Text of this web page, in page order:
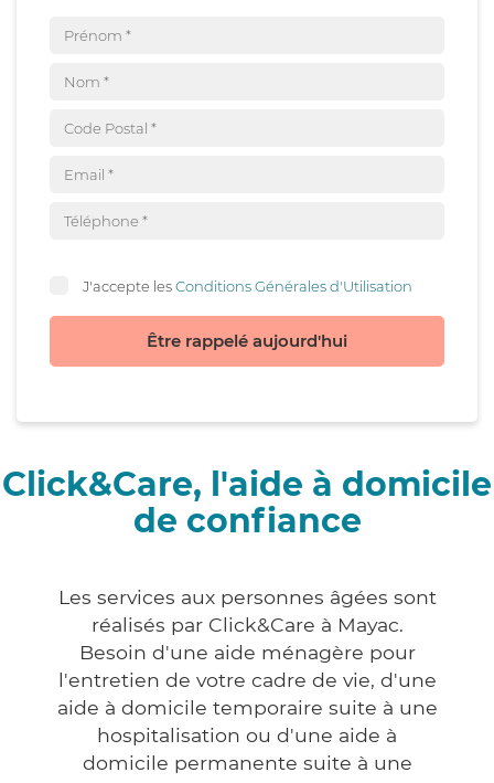
J'accepte lesConditions Générales d'Utilisation
Être rappelé aujourd'hui
Click&Care, l'aide à domicile
de confiance
Les services aux personnes âgées sont
réalisés par Click&Care à Mayac.
Besoin d'une aide ménagère pour
l'entretien de votre cadre de vie, d'une
aide à domicile temporaire suite à une
hospitalisation ou d'une aide à
domicile permanente suite à une